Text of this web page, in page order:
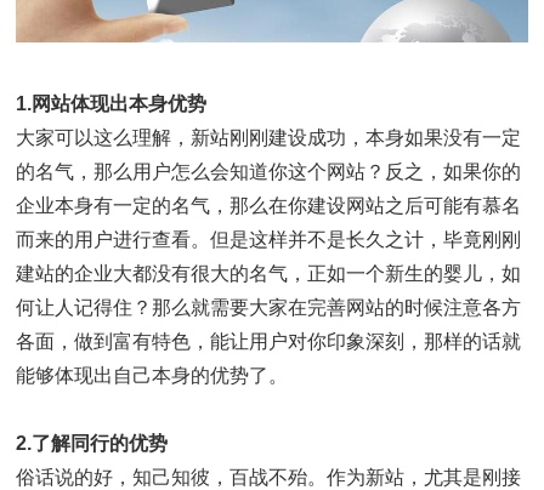
1.网站体现出本身优势
大家可以这么理解，新站刚刚建设成功，本身如果没有一定
的名气，那么用户怎么会知道你这个网站？反之，如果你的
企业本身有一定的名气，那么在你建设网站之后可能有慕名
而来的用户进行查看。但是这样并不是长久之计，毕竟刚刚
建站的企业大都没有很大的名气，正如一个新生的婴儿，如
何让人记得住？那么就需要大家在完善网站的时候注意各方
各面，做到富有特色，能让用户对你印象深刻，那样的话就
能够体现出自己本身的优势了。
2.了解同行的优势
俗话说的好，知己知彼，百战不殆。作为新站，尤其是刚接